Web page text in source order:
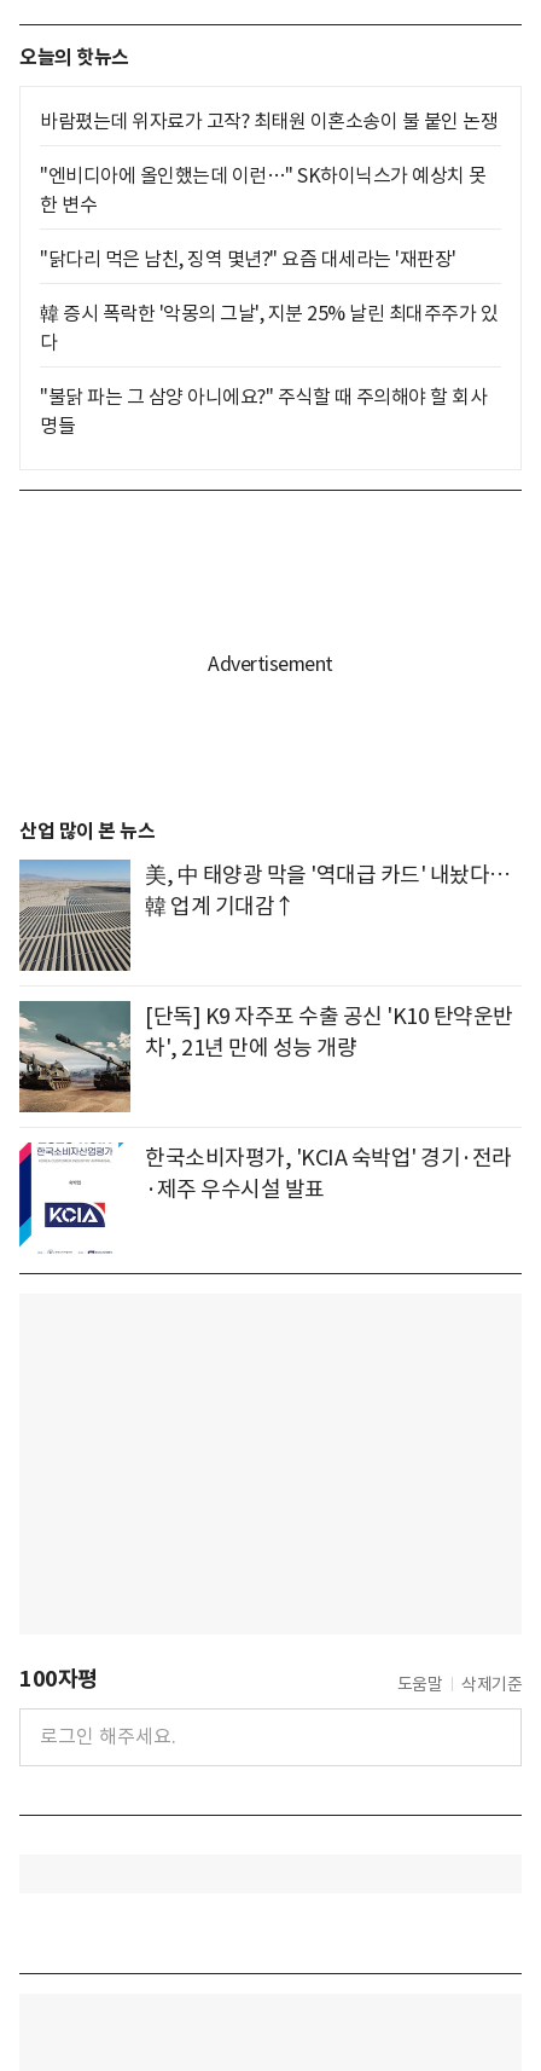
오늘의 핫뉴스
바람폈는데 위자료가 고작? 최태원 이혼소송이 불 붙인 논쟁
"엔비디아에 올인했는데 이런…" SK하이닉스가 예상치 못
한 변수
"닭다리 먹은 남친, 징역 몇년?" 요즘 대세라는 '재판장'
韓 증시 폭락한 '악몽의 그날', 지분 25% 날린 최대주주가 있
다
"불닭 파는 그 삼양 아니에요?" 주식할 때 주의해야 할 회사
명들
산업 많이 본 뉴스
美, 中 태양광 막을 '역대급 카드' 내놨다…
韓 업계 기대감↑
[단독] K9 자주포 수출 공신 'K10 탄약운반
차', 21년 만에 성능 개량
한국소비자평가, 'KCIA 숙박업' 경기·전라
·제주 우수시설 발표
100자평 도움말 삭제기준